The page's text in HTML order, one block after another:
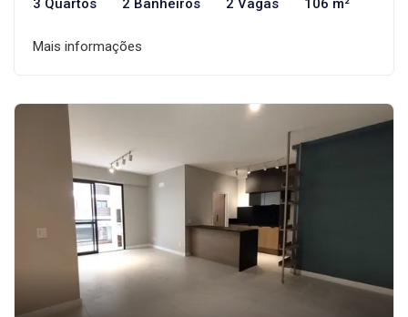
3 Quartos 2 Banheiros 2 Vagas 106 m²
Mais informações